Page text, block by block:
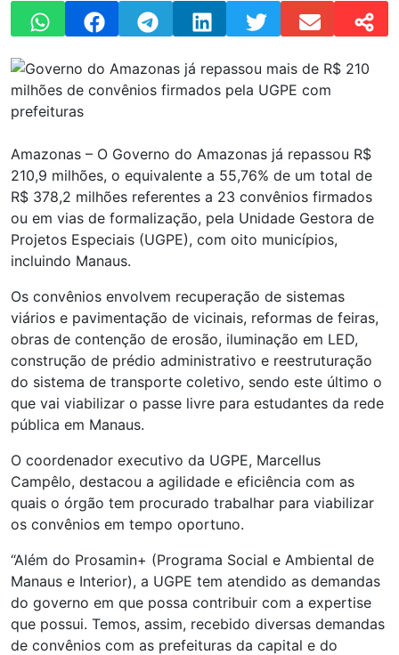
Amazonas – O Governo do Amazonas já repassou R$
210,9 milhões, o equivalente a 55,76% de um total de
R$ 378,2 milhões referentes a 23 convênios firmados
ou em vias de formalização, pela Unidade Gestora de
Projetos Especiais (UGPE), com oito municípios,
incluindo Manaus.
Os convênios envolvem recuperação de sistemas
viários e pavimentação de vicinais, reformas de feiras,
obras de contenção de erosão, iluminação em LED,
construção de prédio administrativo e reestruturação
do sistema de transporte coletivo, sendo este último o
que vai viabilizar o passe livre para estudantes da rede
pública em Manaus.
O coordenador executivo da UGPE, Marcellus
Campêlo, destacou a agilidade e eficiência com as
quais o órgão tem procurado trabalhar para viabilizar
os convênios em tempo oportuno.
“Além do Prosamin+ (Programa Social e Ambiental de
Manaus e Interior), a UGPE tem atendido as demandas
do governo em que possa contribuir com a expertise
que possui. Temos, assim, recebido diversas demandas
de convênios com as prefeituras da capital e do